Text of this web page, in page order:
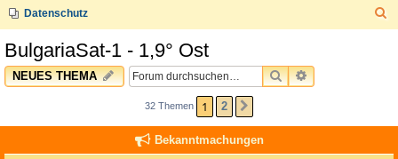
Datenschutz
BulgariaSat-1 - 1,9° Ost
NEUES THEMA SUCHEERWEITERTE
32 Themen 1 2
Bekanntmachungen